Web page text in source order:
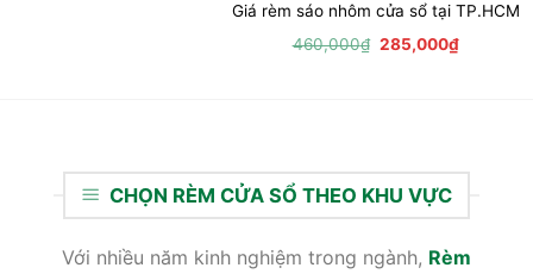
Giá rèm sáo nhôm cửa sổ tại TP.HCM
460,000₫ Giá
285,000₫Giá
hiện
CHỌN RÈM CỬA SỔ THEO KHU VỰC
Với nhiều năm kinh nghiệm trong ngành, Rèm